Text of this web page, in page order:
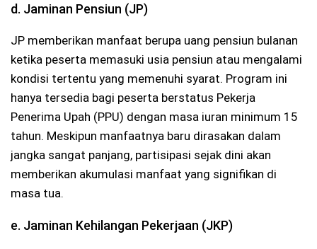
d. Jaminan Pensiun (JP)
JP memberikan manfaat berupa uang pensiun bulanan
ketika peserta memasuki usia pensiun atau mengalami
kondisi tertentu yang memenuhi syarat. Program ini
hanya tersedia bagi peserta berstatus Pekerja
Penerima Upah (PPU) dengan masa iuran minimum 15
tahun. Meskipun manfaatnya baru dirasakan dalam
jangka sangat panjang, partisipasi sejak dini akan
memberikan akumulasi manfaat yang signifikan di
masa tua.
e. Jaminan Kehilangan Pekerjaan (JKP)